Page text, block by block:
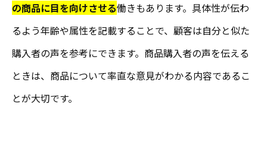
の商品に目を向けさせる働きもあります。具体性が伝わ
るよう年齢や属性を記載することで、顧客は自分と似た
購入者の声を参考にできます。商品購入者の声を伝える
ときは、商品について率直な意見がわかる内容であるこ
とが大切です。